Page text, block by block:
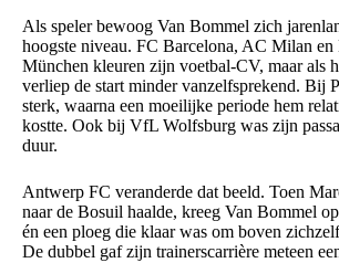
Als speler bewoog Van Bommel zich
hoogste niveau. FC Barcelona, AC Milan en
München kleuren zijn voetbal-CV, maar als
verliep de start minder vanzelfsprekend. Bij
sterk, waarna een moeilijke periode hem
kostte. Ook bij VfL Wolfsburg was zijn
duur.
Antwerp FC veranderde dat beeld. Toen
naar de Bosuil haalde, kreeg Van Bommel
én een ploeg die klaar was om boven
De dubbel gaf zijn trainerscarrière meteen